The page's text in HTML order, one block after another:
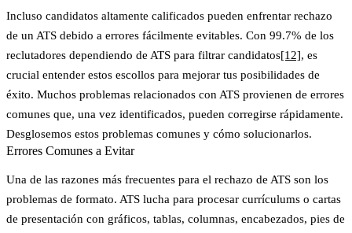
Incluso candidatos altamente calificados pueden enfrentar rechazo
de un ATS debido a errores fácilmente evitables. Con 99.7% de los
reclutadores dependiendo de ATS para filtrar candidatos[12], es
crucial entender estos escollos para mejorar tus posibilidades de
éxito. Muchos problemas relacionados con ATS provienen de errores
comunes que, una vez identificados, pueden corregirse rápidamente.
Desglosemos estos problemas comunes y cómo solucionarlos.
Errores Comunes a Evitar
Una de las razones más frecuentes para el rechazo de ATS son los
problemas de formato. ATS lucha para procesar currículums o cartas
de presentación con gráficos, tablas, columnas, encabezados, pies de